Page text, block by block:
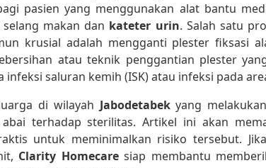
pasien yang menggunakan alat bantu
makan dan kateter urin. Salah satu
krusial adalah mengganti plester fiksasi
atau teknik penggantian plester
infeksi saluran kemih (ISK) atau infeksi pada
di wilayah Jabodetabekyang
terhadap sterilitas. Artikel ini akan
untuk meminimalkan risiko tersebut.
Clarity Homecaresiap membantu